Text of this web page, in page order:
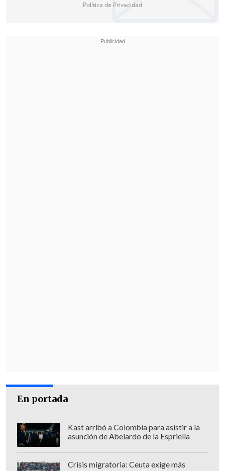
Política de Privacidad
En portada
Kast arribó a Colombia para asistir a la
asunción de Abelardo de la Espriella
Crisis migratoria: Ceuta exige más